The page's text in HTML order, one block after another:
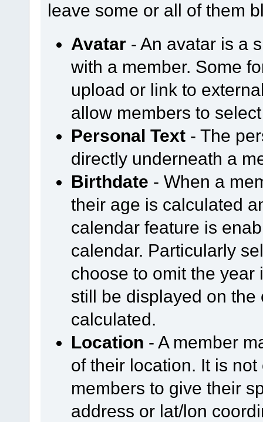
leave some or all of them
Avatar - An avatar is a
with a member. Some
upload or link to
allow members to
Personal Text - The
directly underneath a
Birthdate - When a
their age is calculated
calendar feature is
calendar. Particularly
choose to omit the
still be displayed on
calculated.
Location - A member
of their location. It is
members to give their
address or lat/lon